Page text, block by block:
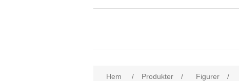
Hem / Produkter / Figurer /